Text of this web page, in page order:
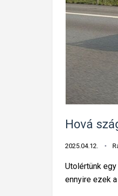
Hová
2025.04.12.
Utolértünk
ennyire ezek